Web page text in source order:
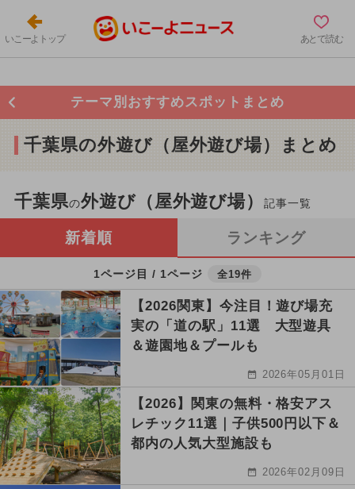
いこーよトップ あとで読む
テーマ別おすすめスポットまとめ
千葉県の外遊び（屋外遊び場）まとめ
千葉県の外遊び（屋外遊び場）記事一覧
新着順 ランキング
1ページ目 / 1ページ 全19件
【2026関東】今注目！遊び場充
実の「道の駅」11選 大型遊具
＆遊園地＆プールも
2026年05月01日
【2026】関東の無料・格安アス
レチック11選｜子供500円以下＆
都内の人気大型施設も
2026年02月09日